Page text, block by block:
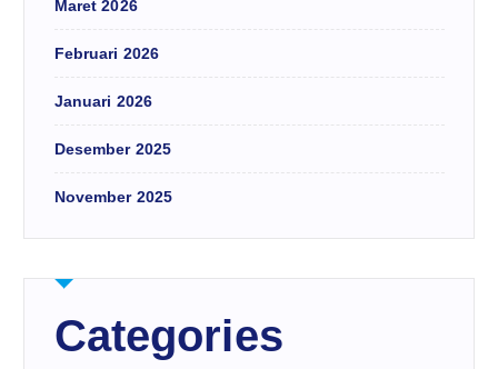
Maret 2026
Februari 2026
Januari 2026
Desember 2025
November 2025
Categories